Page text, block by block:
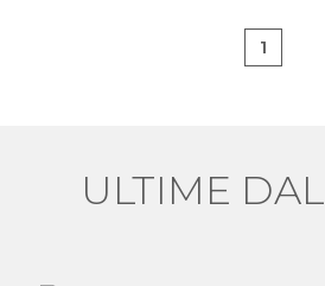
1
ULTIME DAL